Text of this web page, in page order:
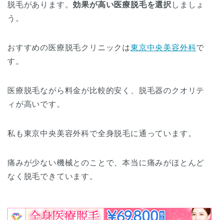
脱毛があります。効果が高い医療脱毛を選択 しましょ
う。
おすすめの医療脱毛クリニックは東京中央美容外科で
す。
医療脱毛ながら料金が比較的安く、脱毛器のクオリテ
ィが高いです。
私も東京中央美容外科で全身脱毛に通っています。
痛みが少ない機械とのことで、本当に痛みがほとんど
なく脱毛できています。